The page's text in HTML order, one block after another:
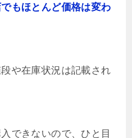
もほとんど価格は変わ
や在庫状況は記載され
できないので、ひと目